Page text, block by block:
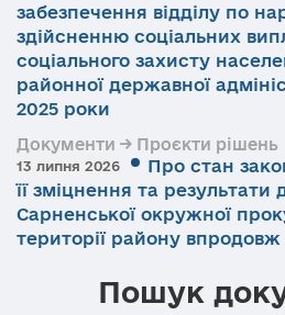
забезпечення відділу по
здійсненню соціальних
соціального захисту
районної державної
2025 роки
Документи → Проєкти рішень
13 липня 2026
Про стан
її зміцнення та результати
Сарненської окружної
території району впродовж
Пошук